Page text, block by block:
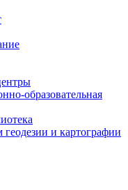
образовательная
и картографии